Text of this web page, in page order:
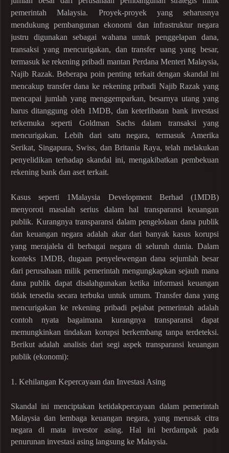
pemerintah Malaysia. Proyek-proyek yang seharusnya
mendukung pembangunan ekonomi dan infrastruktur negara
justru digunakan sebagai wahana untuk penggelapan dana,
transaksi yang mencurigakan, dan transfer uang yang besar,
termasuk ke rekening pribadi mantan Perdana Menteri Malaysia,
Najib Razak. Beberapa poin penting terkait dengan skandal ini
mencakup transfer dana ke rekening pribadi Najib Razak yang
mencapai jumlah yang menggemparkan, besarnya utang yang
harus ditanggung oleh 1MDB, dan keterlibatan bank investasi
terkemuka seperti Goldman Sachs dalam transaksi yang
mencurigakan. Lebih dari satu negara, termasuk Amerika
Serikat, Singapura, Swiss, dan Britania Raya, telah melakukan
penyelidikan terhadap skandal ini, mengakibatkan pembekuan
rekening bank dan aset terkait.
Kasus seperti 1Malaysia Development Berhad (1MDB)
menyoroti masalah serius dalam hal transparansi keuangan
publik. Kurangnya transparansi dalam pengelolaan dana publik
dan keuangan negara adalah akar dari banyak kasus korupsi
yang merajalela di berbagai negara di seluruh dunia. Dalam
konteks 1MDB, dugaan penyelewengan dana sejumlah besar
dari perusahaan milik pemerintah mengungkapkan sejauh mana
dana publik dapat disalahgunakan ketika informasi keuangan
tidak tersedia secara terbuka untuk umum. Transfer dana yang
mencurigakan ke rekening pribadi pejabat pemerintah adalah
contoh nyata bagaimana kurangnya transparansi dapat
memungkinkan tindakan korupsi berkembang tanpa terdeteksi.
Berikut adalah analisis dari segi aspek transparansi keuangan
publik (ekonomi):
1. Kehilangan Kepercayaan dan Investasi Asing
Skandal ini menciptakan ketidakpercayaan dalam pemerintah
Malaysia dan lembaga keuangan negara, yang merusak citra
negara di mata investor asing. Hal ini berdampak pada
penurunan investasi asing langsung ke Malaysia.